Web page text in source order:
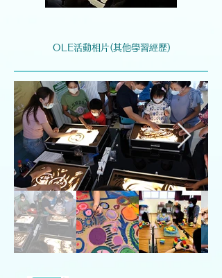
OLE活動相片(其他學習經歷)